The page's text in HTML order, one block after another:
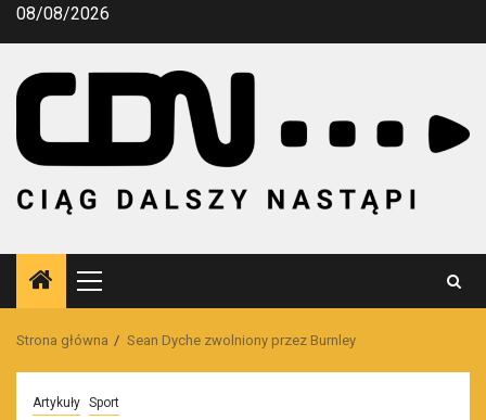
Przejdź
08/08/2026
Menu
główne
Strona główna Sean Dyche zwolniony przez Burnley
Artykuły Sport